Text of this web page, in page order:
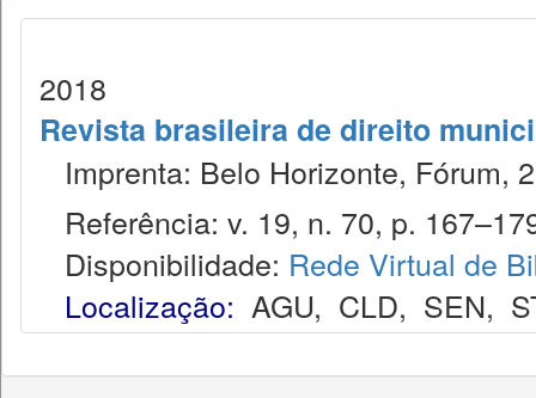
2018
Revista brasileira de direito
Imprenta: Belo Horizonte, Fórum,
Referência: v. 19, n. 70, p.
Disponibilidade: Rede Virtual de
Localização: AGU, CLD, SEN,